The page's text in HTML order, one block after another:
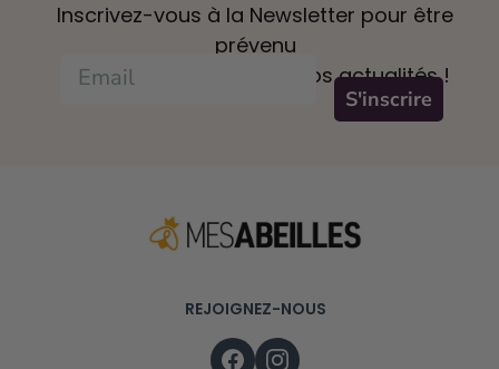
Inscrivez-vous à la Newsletter pour être
prévenu
des offres et connaître nos actualités !
S'inscrire
REJOIGNEZ-NOUS